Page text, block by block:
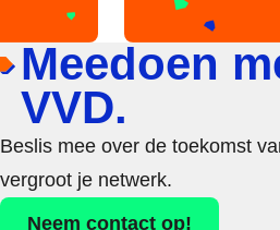
Meedoen
VVD.
Beslis mee over de toekomst
vergroot je netwerk.
Neem contact op!